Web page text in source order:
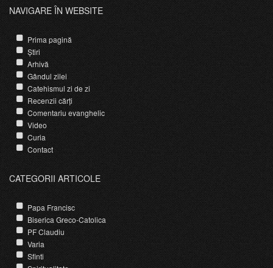
NAVIGARE ÎN WEBSITE
Prima pagină
Știri
Arhivă
Gândul zilei
Catehismul zi de zi
Recenzii cărți
Comentariu evanghelic
Video
Curia
Contact
CATEGORII ARTICOLE
Papa Francisc
Biserica Greco-Catolica
PF Claudiu
Varia
Sfinti